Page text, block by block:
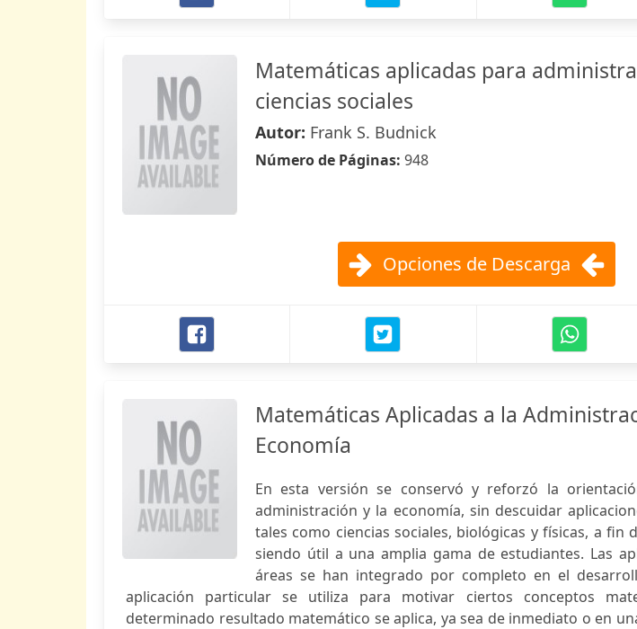
Matemáticas aplicadas para
ciencias sociales
Autor: Frank S. Budnick
Número de Páginas: 948
Opciones de Descarga
Matemáticas Aplicadas a la
Economía
En esta versión se conservó y reforzó la
administración y la economía, sin descuidar
tales como ciencias sociales, biológicas y físicas, a fin
siendo útil a una amplia gama de estudiantes. Las
áreas se han integrado por completo en el
aplicación particular se utiliza para motivar ciertos conceptos
determinado resultado matemático se aplica, ya sea de inmediato o en